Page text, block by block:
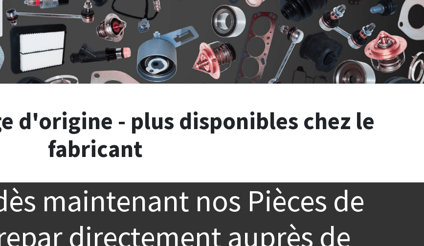
d'origine - plus disponibles chez le
fabricant
maintenant nos Pièces de
directement auprès de